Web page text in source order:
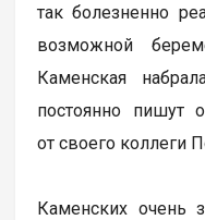
так болезненно
возможной
Каменская
постоянно пишут
от своего коллеги
Каменских очень